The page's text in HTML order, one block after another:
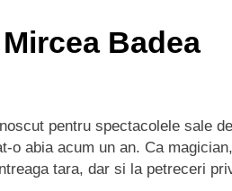
Badea
pentru spectacolele sale
o abia acum un an. Ca
tara, dar si la petreceri